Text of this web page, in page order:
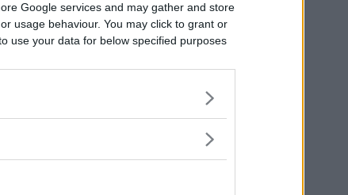
Google services and may gather and store
usage behaviour. You may click to grant or
use your data for below specified purposes